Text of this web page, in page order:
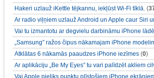
Hakeri uzlauž iKettle tējkannu, iekļūst Wi-Fi tīklā. (
Ar radio viļņiem uzlauž Android un Apple caur Siri
Vai tu izmantotu ar degvielu darbināmu iPhone
„Samsung” ražos čipus nākamajam iPhone
Atklātas 6 nākamās paaudzes iPhone iezīmes (0)
Ar aplikāciju „Be My Eyes” tu vari palīdzēt akliem
Vai Apple pieliks punktu plīstošiem iPhone